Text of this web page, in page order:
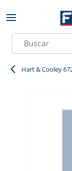
Skip to main
Site Search
Hart & Cooley